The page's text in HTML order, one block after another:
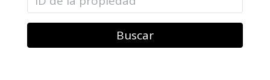
Buscar